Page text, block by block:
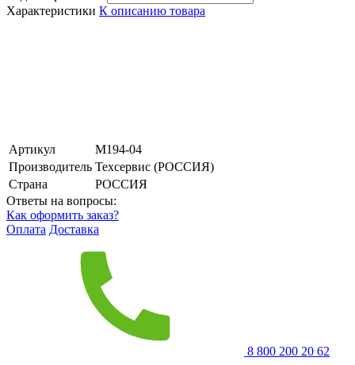
Характеристики К описанию товара
Артикул
М194-04
Производитель Техсервис (РОССИЯ)
Страна
РОССИЯ
Ответы на вопросы:
Как оформить заказ?
Оплата Доставка
8 800 200 20 62